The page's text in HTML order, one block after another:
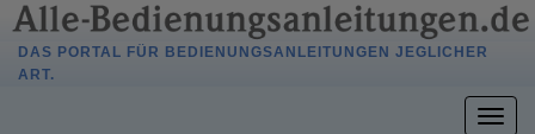
DAS PORTAL FÜR BEDIENUNGSANLEITUNGEN JEGLICHER
ART.